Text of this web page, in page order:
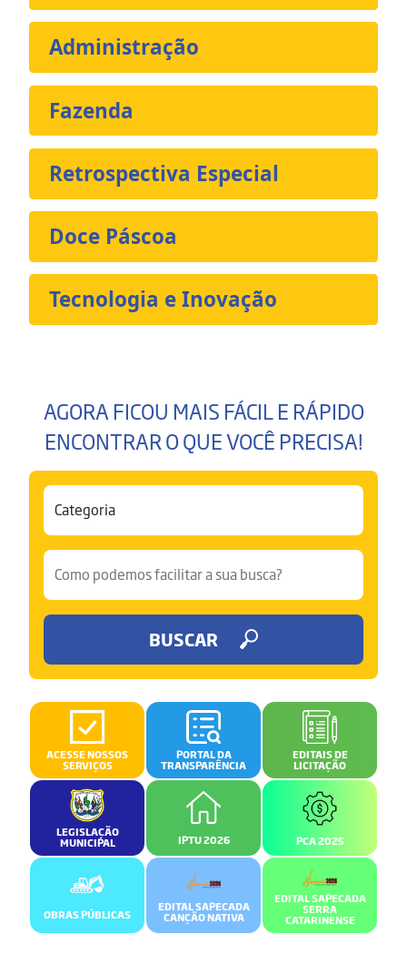
Administração
Fazenda
Retrospectiva Especial
Doce Páscoa
Tecnologia e Inovação
AGORA FICOU MAIS FÁCIL E RÁPIDO
ENCONTRAR O QUE VOCÊ PRECISA!
BUSCAR
ACESSE NOSSOS
SERVIÇOS
PORTAL DA
TRANSPARÊNCIA
EDITAIS DE
LICITAÇÃO
LEGISLAÇÃO
MUNICIPAL IPTU 2026 PCA 2025
OBRAS PÚBLICAS
EDITAL SAPECADA
CANÇÃO NATIVA
EDITAL SAPECADA
SERRA
CATARINENSE